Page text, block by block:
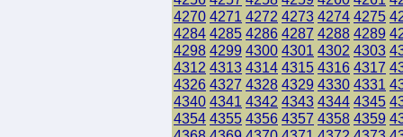
4270 4271 4272 4273 4274 4275
4284 4285 4286 4287 4288 4289
4298 4299 4300 4301 4302 4303
4312 4313 4314 4315 4316 4317
4326 4327 4328 4329 4330 4331
4340 4341 4342 4343 4344 4345
4354 4355 4356 4357 4358 4359